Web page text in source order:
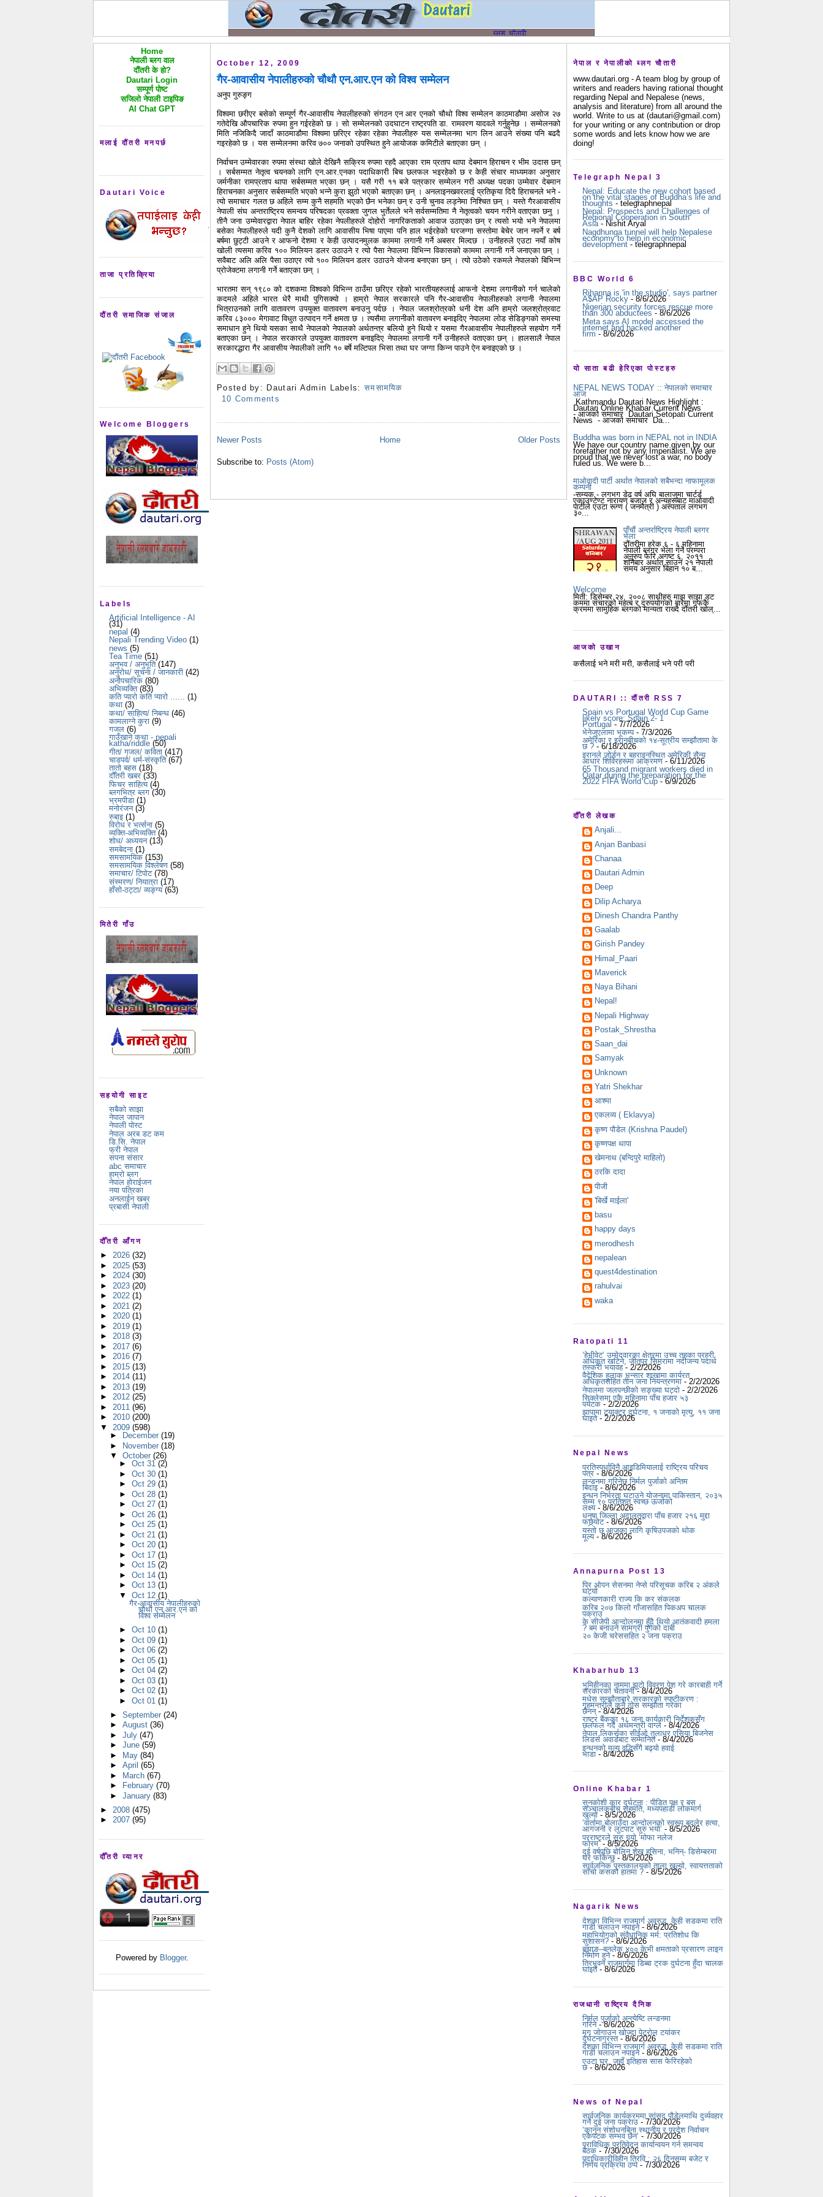
Home
नेपाली ब्लग वाल
दौंतरी के हो?
Dautari Login
सम्पूर्ण पोष्ट
सजिलो नेपाली टाइपिङ
AI Chat GPT
मलाई दौंतरी मनपर्छ
Dautari Voice
ताजा प्रतिक्रिया
दौंतरी समाजिक संजाल
Welcome Bloggers
Labels
Artificial Intelligence - AI
(31)
nepal (4)
Nepali Trending Video (1)
news (5)
Tea Time (51)
अनुभव / अनुभूति (147)
अनुरोध/ सूचना / जानकारी (42)
अनौपचारिक (80)
अभिव्यक्ति (83)
कति प्यारो कति प्यारो ...... (1)
कथा (3)
कथा/ साहित्य/ निबन्ध (46)
कामलाग्ने कुरा (9)
गजल (6)
गाउँखाने कथा - nepali
katha/riddle (50)
गीत/ गजल/ कविता (417)
चाडपर्व/ धर्म-संस्कृति (67)
तातो बहस (18)
दौँतरी खबर (33)
फिचर साहित्य (4)
ब्लगभित्र ब्लग (30)
भ्रमपीडा (1)
मनोरंजन (3)
रुबाइ (1)
विरोध र भर्त्सना (5)
व्यक्ति-अभिव्यक्ति (4)
शोध/ अध्ययन (13)
समबेदना (1)
समसामयिक (153)
समसामयिक विश्लेषण (58)
समाचार/ टिपोट (78)
संस्मरण/ नियात्रा (17)
हाँसो-ठट्टा/ व्यङ्ग्य (63)
मितेरी गाँउ
सहयोगी साइट
सबैको साझा
नेपाल जापान
नेपाली पोस्ट
नेपाल अरब डट कम
डि.सि. नेपाल
फ्री नेपाल
सपना संसार
abc समाचार
हाम्रो ब्लग
नेपाल होराईजन
नया पत्रिका
अनलाईन खबर
प्रबासी नेपाली
दौँतरी आँगन
► 2026 (32)
► 2025 (53)
► 2024 (30)
► 2023 (20)
► 2022 (1)
► 2021 (2)
► 2020 (1)
► 2019 (1)
► 2018 (3)
► 2017 (6)
► 2016 (7)
► 2015 (13)
► 2014 (11)
► 2013 (19)
► 2012 (25)
► 2011 (96)
► 2010 (200)
▼ 2009 (598)
►
December (19)
► November (18)
▼ October (26)
►Oct 31(2)
►Oct 30(1)
►Oct 29(1)
►Oct 28(1)
►Oct 27(1)
►Oct 26(1)
►Oct 25(1)
►Oct 21(1)
►Oct 20(1)
►Oct 17(1)
►Oct 15(2)
►Oct 14(1)
►Oct 13(1)
▼Oct 12(1)
गैर-आवासीय नेपालीहरुको
चौथौ एन.आर.एन को
विश्व सम्मेलन
►Oct 10(1)
►Oct 09(1)
►Oct 06(2)
►Oct 05(1)
►Oct 04(2)
►Oct 03(1)
►Oct 02(1)
►Oct 01(1)
► September (24)
► August (36)
► July (47)
► June (59)
► May (84)
► April (65)
► March (67)
►
February (70)
► January (83)
► 2008 (475)
► 2007 (95)
दौँतरी व्यानर
Powered by Blogger.
October 12, 2009
गैर-आवासीय नेपालीहरुको चौथौ एन.आर.एन को विश्व सम्मेलन
अनुप गुरुङ्ग
विश्वमा छरीएर बसेको सम्पूर्ण गैर-आवासीय नेपालीहरुको संगठन एन आर एनको चौथो विश्व सम्मेलन काठमाडौमा असोज २७
गतेदेखि औपचारिक रुपमा हुन गईरहेको छ । सो सम्मेलनको उदघाटन राष्ट्रपति डा. रामवरण यादवले गर्नुहुनेछ । सम्मेलनको
मिति नजिकिदै जादाँ काठमाडौमा विश्वमा छरिएर रहेका रहेका नेपालीहरु यस सम्मेलनमा भाग लिन आउने संख्या पनि बढदै
गइरहेको छ । यस सम्मेलनमा करिव ७०० जनाको उपस्थित हुने आयोजक कमिटीले बताएका छन् ।
निर्वाचन उम्मेवारका रुपमा संस्था खोले देखिनै सक्रिय रुपमा रहदै आएका राम प्रताप थापा देबमान हिराचन र भीम उदास छन्
। सर्बसम्मत नेतृत्व चयनको लागि एन.आर.एनका पदाधिकारी बिच छलफल भइरहेको छ र केही संचार माध्यमका अनुसार
जर्मनीका रामप्रताप थापा सर्बसम्मत भएका छन् । यसै गरी ११ बजे पत्रकार सम्मेलन गरी अध्यक्ष पदका उम्मेवार देबमान
हिराचनका अनुसार सर्बसम्मति भएको भन्ने कुरा झुठो भएको बताएका छन् । अनलाइनखवरलाई प्रतिकृया दिदै हिराचनले भने -
त्यो समाचार गलत छ अहिले सम्म कुनै सहमति भएको छैन भनेका छन् र उनी चुनाव लड्नेमा निश्चित छन् । यस्ते गैरआवासीय
नेपाली संघ अन्तराष्ट्रिय समन्वय परिषदका प्रवक्ता जुगल भुर्तेलले भने सर्वसम्मतिमा नै नेतृत्वको चयन गरीने वताएका छनु ।
तीनै जना उम्मेवारद्वारा नेपाल बाहिर रहेका नेपलीहरुले दोहोरो नागरिकताको आवाज उठाएका छन् र त्यसो भयो भने नेपालमा
बसेका नेपालीहरुले यदी कुनै देशको लागि आवासीय भिषा पाएमा पनि हाल भईरहेको घरजग्गा सस्तोमा बेचेर जान नपर्ने र बर्ष
बर्षमा छुट्टी आउने र आफनो देशमा र केही उत्पादनमुलक काममा लगानी गर्ने अबसर मिल्दछ । उनीहरुले एउटा नयाँ कोष
खोली त्यसमा करिव १०० मिलियन डलर उठाउने र त्यो पैसा नेपालमा विभिन्न विकासको काममा लगानी गर्ने जनाएका छन् ।
सवैबाट अलि अलि पैसा उठाएर त्यो १०० मिलियन डलर उठाउने योजना बनाएका छन् । त्यो उठेको रकमले नेपालको बिभिन्न
प्रोजेक्टमा लगानी गर्ने बताएका छन् ।
भारतमा सन् १९८० को दशकमा विश्वको विभिन्न ठाउँमा छरिएर रहेको भारतीयहरुलाई आफनो देशमा लगानीको गर्न चालेको
कदमले अहिले भारत धेरै माथी पुगिसक्यो । हाम्रो नेपाल सरकारले पनि गैर-आवासीय नेपालीहरुको लगानी नेपालमा
भित्राउनको लागि वातावरण उपयुक्त वातावरण बनाउनु पर्दछ । नेपाल जलश्रोत्रको धनी देश अनि हाम्रो जलश्रोत्रवाट
करिव ८३००० मेगावाट विधुत उत्पादन गर्ने क्षमता छ । त्यसैमा लगानीको वातावरण बनाइदिए नेपालमा लोड सेडिङ्गको समस्या
समाधान हुने थियो यसका साथै नेपालको नेपालको अर्थतन्त्र बलियो हुने थियो र यसमा गैरआवासीय नेपालीहरुले सहयोग गर्ने
बताएका छन् । नेपाल सरकारले उपयुक्त वातावरण बनाइदिए नेपालमा लगानी गर्ने उनीहरुले वताएका छन् । हालसालै नेपाल
सरकारद्धारा गैर आवासीय नेपालीको लागि १० बर्षे मल्टिपल भिसा तथा घर जग्गा किन्न पाउने ऐन बनाइएको छ ।
Posted by: Dautari Admin Labels:समसामयिक
10 Comments
Newer Posts Older Posts
Home
Subscribe to: Posts (Atom)
नेपाल र नेपालीको ब्लग चौतारी
www.dautari.org - A team blog by group of
writers and readers having rational thought
regarding Nepal and Nepalese (news,
analysis and literature) from all around the
world. Write to us at (dautari@gmail.com)
for your writing or any contribution or drop
some words and lets know how we are
doing!
Telegraph Nepal 3
Nepal: Educate the new cohort based
on the vital stages of Buddha’s life and
thoughts - telegraphnepal
Nepal: Prospects and Challenges of
Regional Cooperation in South
Asia- Nishit Aryal
Nagdhunga tunnel will help Nepalese
economy to help in economic
development - telegraphnepal
BBC World 6
Rihanna is 'in the studio', says partner
A$AP Rocky - 8/6/2026
Nigerian security forces rescue more
than 300 abductees - 8/6/2026
Meta says AI model accessed the
internet and hacked another
firm- 8/6/2026
यो साता बढी हेरिएका पोस्टहरु
NEPAL NEWS TODAY :: नेपालको समाचार
आज
Kathmandu Dautari News Highlight :
Dautari Online Khabar Current News
- आजको समाचार Dautari Setopati Current
News - आजको समाचार Da...
Buddha was born in NEPAL not in INDIA
We have our country name given by our
forefather not by any Imperialist. We are
proud that we never lost a war, no body
ruled us. We were b...
माओवादी पार्टी अर्थात नेपालको सबैभन्दा नाफामूलक
कम्पनी
-सम्यक - लगभग डेढ वर्ष अघि बालाजुमा चार्टर्ड
एकाउण्टेण्ट नारायण बजाज र अन्यहरूबाट माओवादी
पार्टीले एउटा रूग्ण ( जनमैत्री ) अस्पताल लगभग
३०...
पाँचौं अन्तर्राष्ट्रिय नेपाली ब्लगर
भेला
दौंतरीमा हरेक ६ - ६ महिनामा
नेपाली ब्लगर भेला गर्ने परम्परा
अनुरुप फेरि अगष्ट ६, २०११
शनिबार अर्थात् साउन २१ नेपाली
समय अनुसार बिहान १० ब...
Welcome
मिती: डिसेम्बर २४, २००८ साथीहरु माझ साझा डट
कममा संचारको महत्ब र दुरुपयोगको बारेमा गफकै
क्रममा सामुहिक ब्लगको मान्यता राख्दै दौंतरी खोल्...
आजको उखान
कसैलाई भने मरी मरी, कसैलाई भने परी परी
DAUTARI :: दौंतरी RSS 7
Spain vs Portugal World Cup Game
likely score: Spain 2- 1
Portugal - 7/7/2026
भेनेजुएलामा भूकम्प- 7/3/2026
अमेरिका र इरानबीचको १४-सूत्रीय सम्झौतामा के
छ ? - 6/18/2026
इरानले जोर्डन र बहराइनस्थित अमेरिकी सैन्य
आधार शिविरहरूमा आक्रमण- 6/11/2026
65 Thousand migrant workers died in
Qatar during the preparation for the
2022 FIFA World Cup - 6/9/2026
दौँतरी लेखक
Anjali...
Anjan Banbasi
Chanaa
Dautari Admin
Deep
Dilip Acharya
Dinesh Chandra Panthy
Gaalab
Girish Pandey
Himal_Paari
Maverick
Naya Bihani
Nepal!
Nepali Highway
Postak_Shrestha
Saan_dai
Samyak
Unknown
Yatri Shekhar
आश्मा
एकलव्य ( Eklavya)
कृष्ण पौडेल (Krishna Paudel)
कृष्णपक्ष थापा
खेमनाथ (बन्दिपुरे माहिलो)
ठरकि दादा
पीजी
'बिर्खे माईला'
basu
happy days
merodhesh
nepalean
quest4destination
rahulvai
waka
Ratopati 11
‘हेभीवेट’ उम्मेदवारका क्षेत्रमा उच्च तहका प्रहरी
अधिकृत खटिने, जीतपुर सिमरामा नदीजन्य पदार्थ
तस्करी भयावह- 2/2/2026
वैदेशिक हुलाक भन्सार शाखामा कार्यरत
अधिकृतसहित तीन जना नियन्त्रणमा - 2/2/2026
नेपालमा जलपन्छीको सङ्ख्या घट्दो - 2/2/2026
सिक्लेसमा एकै महिनामा पाँच हजार ५३
पर्यटक - 2/2/2026
झापामा ट्र्याक्टर दुर्घटना, १ जनाको मृत्यु, ११ जना
घाइते- 2/2/2026
Nepal News
प्रतिस्पर्धाविनै आइडिमियालाई राष्ट्रिय परिचय
पत्र- 8/6/2026
लन्डनमा गरिनेछ निर्मल पुर्जाको अन्तिम
बिदाइ- 8/6/2026
इन्धन निर्भरता घटाउने योजनामा पाकिस्तान, २०३५
सम्म ९० प्रतिशत स्वच्छ ऊर्जाको
लक्ष्य- 8/6/2026
धनुषा जिल्ला अदालतद्वारा पाँच हजार २१६ मुद्दा
फछ्र्योट- 8/6/2026
यस्तो छ आजका लागि कृषिउपजको थोक
मूल्य- 8/6/2026
Annapurna Post 13
प्रि ओपन सेसनमा नेप्से परिसूचक करिब २ अंकले
घट्यो
कल्याणकारी राज्य कि कर संकलक
करिब २०७ किलो गाँजासहित पिकअप चालक
पक्राउ
के सीजेपी आन्दोलनमा हुँदै थियो आतंकवादी हमला
? बम बनाउने सामग्री पुगेको दाबी
२० केजी चरेससहित २ जना पक्राउ
Khabarhub 13
भूमिहीनका नाममा झूटो विवरण पेश गरे कारबाही गर्ने
सरकारको चेतावनी- 8/4/2026
मधेस सम्झौताबारे सरकारको स्पष्टीकरण :
गृहमन्त्रीले कुनै ठोस सम्झौता गरेका
छैनन्- 8/4/2026
राष्ट्र बैंकका १८ जना कार्यकारी निर्देशकसँग
छलफल गर्दै अर्थमन्त्री वाग्ले - 8/4/2026
नेपाल लिकर्सका सीईओ तुलाधर एसिया बिजनेस
लिडर्स अवार्डबाट सम्मानित- 8/4/2026
इन्धनको मूल्य वृद्धिसँगै बढ्यो हवाई
भाडा- 8/4/2026
Online Khabar 1
सुनकोशी कार दुर्घटना : पीडित पक्ष र बस
सञ्चालकबीच सहमति, मध्यपहाडी लोकमार्ग
खुल्यो - 8/5/2026
‘वार्तामा बोलाउँदा आन्दोलनको स्वरूप बदलेर हत्या,
आगजनी र लुटपाट सुरु भयो’ - 8/5/2026
परराष्ट्रले सुरु गर्‍यो ‘मोफा नलेज
फोरम’- 8/5/2026
दुई वर्षपछि बोलिन शेख हसिना, भनिन्- डिसेम्बरमा
घर फर्किन्छु- 8/5/2026
सार्वजनिक पुस्तकालयको ताला खुल्यो, स्वायत्तताको
साँचो कसको हातमा ? - 8/5/2026
Nagarik News
देशका विभिन्न राजमार्ग अवरुद्ध, केही सडकमा राति
गाडी चलाउन नपाइने- 8/6/2026
महाभियोगको संवैधानिक मर्म: प्रतिशोध कि
सुशासन? - 8/6/2026
बझाङ–बनलेक ४०० केभी क्षमताको प्रसारण लाइन
निर्माण हुने- 8/6/2026
त्रिभुवन राजमार्गमा डिब्बा ट्रक दुर्घटना हुँदा चालक
घाइते- 8/6/2026
राजधानी राष्ट्रिय दैनिक
निर्मल पुर्जाको अन्त्येष्टि लन्डनमा
गरिने- 8/6/2026
मृग जोगाउन खोज्दा पेट्रोल टयांकर
दुर्घटनाग्रस्त- 8/6/2026
देशका विभिन्न राजमार्ग अवरुद्ध, केही सडकमा राति
गाडी चलाउन नपाइने- 8/6/2026
एउटा घर, जहाँ इतिहास सास फेरिरहेको
छ- 8/6/2026
News of Nepal
सार्वजनिक कार्यक्रममा सांसद पौडेलमाथि दुर्व्यवहार
गर्ने दुई जना पक्राउ - 7/30/2026
‘कानुन संशोधनबिना स्थानीय र प्रदेश निर्वाचन
एकैपटक सम्भव छैन’ - 7/30/2026
प्राविधिक प्रतिवेदन कार्यान्वयन गर्न समन्वय
बैठक- 7/30/2026
पदाधिकारीविहीन त्रिवि : २६ दिनसम्म बजेट र
निर्णय प्रक्रिया ठप्प- 7/30/2026